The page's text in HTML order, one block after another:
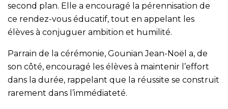
second plan. Elle a encouragé la pérennisation de
ce rendez-vous éducatif, tout en appelant les
élèves à conjuguer ambition et humilité.
Parrain de la cérémonie, Gounian Jean-Noël a, de
son côté, encouragé les élèves à maintenir l’effort
dans la durée, rappelant que la réussite se construit
rarement dans l’immédiateté.